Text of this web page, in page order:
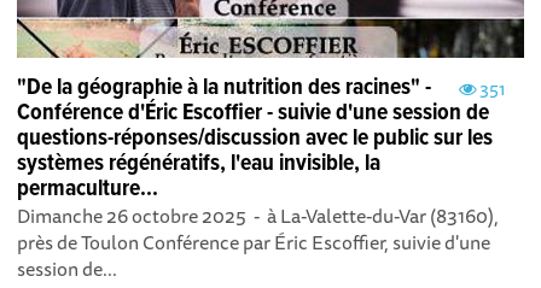
351
"De la géographie à la nutrition des racines" -
Conférence d'Éric Escoffier - suivie d'une session de
questions-réponses/discussion avec le public sur les
systèmes régénératifs, l'eau invisible, la
permaculture...
Dimanche 26 octobre 2025 - à La-Valette-du-Var (83160),
près de Toulon Conférence par Éric Escoffier, suivie d'une
session de...